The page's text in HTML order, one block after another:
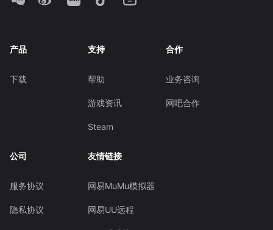
产品
下载
支持
帮助
游戏资讯
Steam
合作
业务咨询
网吧合作
公司
服务协议
隐私协议
友情链接
网易MuMu模拟器
网易UU远程